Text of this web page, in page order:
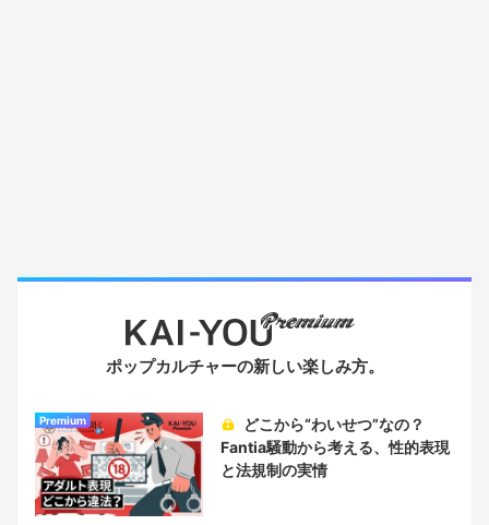
ポップカルチャーの新しい楽しみ方。
Premium
Fantia騒動から考える、性的表現
と法規制の実情